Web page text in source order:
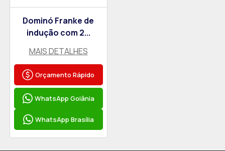
Dominó Franke de
indução com 2...
MAIS DETALHES
Orçamento Rápido
WhatsApp Goiânia
WhatsApp Brasília